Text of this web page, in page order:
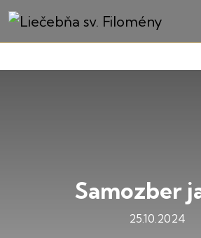
Samozber
25.10.2024